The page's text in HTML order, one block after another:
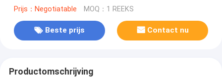
Prijs：Negotiatable MOQ：1 REEKS
Beste prijs Contact nu
Productomschrijving